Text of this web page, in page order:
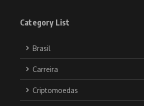
Category List
Brasil
Carreira
Criptomoedas